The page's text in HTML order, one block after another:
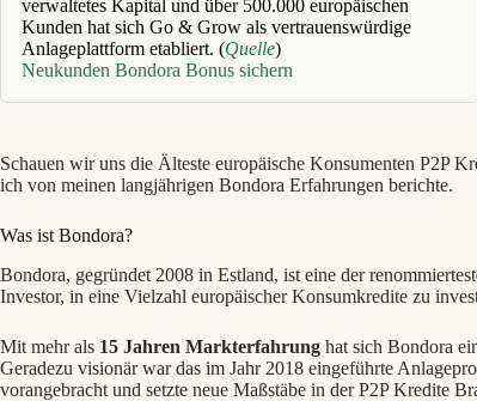
verwaltetes Kapital und über 500.000 europäischen
Kunden hat sich Go & Grow als vertrauenswürdige
Anlageplattform etabliert. (Quelle)
Neukunden Bondora Bonus sichern
Schauen wir uns die Älteste europäische Konsumenten P2P
ich von meinen langjährigen Bondora Erfahrungen berichte.
Was ist Bondora?
Bondora, gegründet 2008 in Estland, ist eine der
Investor, in eine Vielzahl europäischer Konsumkredite zu
Mit mehr als 15 Jahren Markterfahrung hat sich Bondora
Geradezu visionär war das im Jahr 2018 eingeführte
vorangebracht und setzte neue Maßstäbe in der P2P Kredite